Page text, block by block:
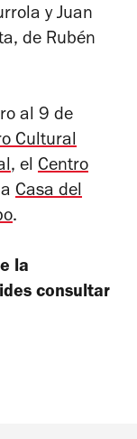
y Juan
, de Rubén
al 9 de
Cultural
, el Centro
Casa del
.
la
consultar